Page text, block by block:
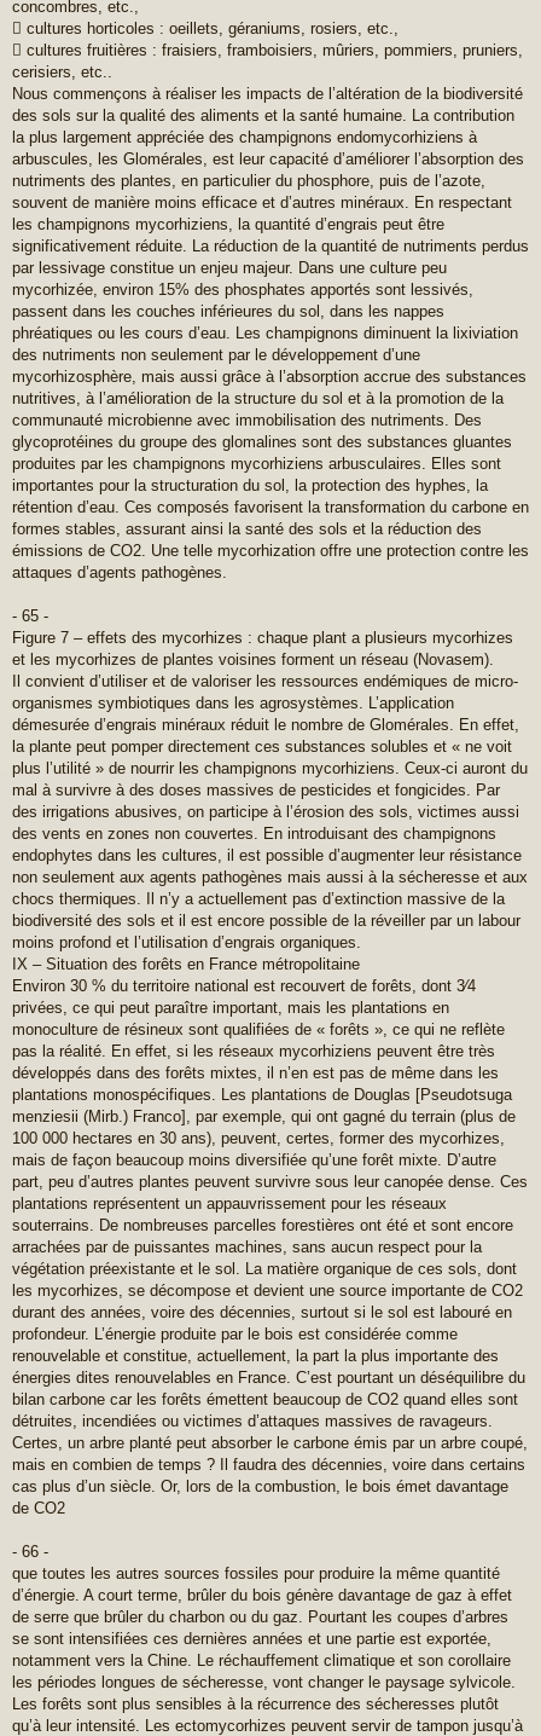
concombres, etc.,
 cultures horticoles : oeillets, géraniums, rosiers, etc.,
 cultures fruitières : fraisiers, framboisiers, mûriers, pommiers, pruniers,
cerisiers, etc..
Nous commençons à réaliser les impacts de l’altération de la biodiversité
des sols sur la qualité des aliments et la santé humaine. La contribution
la plus largement appréciée des champignons endomycorhiziens à
arbuscules, les Glomérales, est leur capacité d’améliorer l’absorption des
nutriments des plantes, en particulier du phosphore, puis de l’azote,
souvent de manière moins efficace et d’autres minéraux. En respectant
les champignons mycorhiziens, la quantité d’engrais peut être
significativement réduite. La réduction de la quantité de nutriments perdus
par lessivage constitue un enjeu majeur. Dans une culture peu
mycorhizée, environ 15% des phosphates apportés sont lessivés,
passent dans les couches inférieures du sol, dans les nappes
phréatiques ou les cours d’eau. Les champignons diminuent la lixiviation
des nutriments non seulement par le développement d’une
mycorhizosphère, mais aussi grâce à l’absorption accrue des substances
nutritives, à l’amélioration de la structure du sol et à la promotion de la
communauté microbienne avec immobilisation des nutriments. Des
glycoprotéines du groupe des glomalines sont des substances gluantes
produites par les champignons mycorhiziens arbusculaires. Elles sont
importantes pour la structuration du sol, la protection des hyphes, la
rétention d’eau. Ces composés favorisent la transformation du carbone en
formes stables, assurant ainsi la santé des sols et la réduction des
émissions de CO2. Une telle mycorhization offre une protection contre les
attaques d’agents pathogènes.
- 65 -
Figure 7 – effets des mycorhizes : chaque plant a plusieurs mycorhizes
et les mycorhizes de plantes voisines forment un réseau (Novasem).
Il convient d’utiliser et de valoriser les ressources endémiques de micro-
organismes symbiotiques dans les agrosystèmes. L’application
démesurée d’engrais minéraux réduit le nombre de Glomérales. En effet,
la plante peut pomper directement ces substances solubles et « ne voit
plus l’utilité » de nourrir les champignons mycorhiziens. Ceux-ci auront du
mal à survivre à des doses massives de pesticides et fongicides. Par
des irrigations abusives, on participe à l’érosion des sols, victimes aussi
des vents en zones non couvertes. En introduisant des champignons
endophytes dans les cultures, il est possible d’augmenter leur résistance
non seulement aux agents pathogènes mais aussi à la sécheresse et aux
chocs thermiques. Il n’y a actuellement pas d’extinction massive de la
biodiversité des sols et il est encore possible de la réveiller par un labour
moins profond et l’utilisation d’engrais organiques.
IX – Situation des forêts en France métropolitaine
Environ 30 % du territoire national est recouvert de forêts, dont 3⁄4
privées, ce qui peut paraître important, mais les plantations en
monoculture de résineux sont qualifiées de « forêts », ce qui ne reflète
pas la réalité. En effet, si les réseaux mycorhiziens peuvent être très
développés dans des forêts mixtes, il n’en est pas de même dans les
plantations monospécifiques. Les plantations de Douglas [Pseudotsuga
menziesii (Mirb.) Franco], par exemple, qui ont gagné du terrain (plus de
100 000 hectares en 30 ans), peuvent, certes, former des mycorhizes,
mais de façon beaucoup moins diversifiée qu’une forêt mixte. D’autre
part, peu d’autres plantes peuvent survivre sous leur canopée dense. Ces
plantations représentent un appauvrissement pour les réseaux
souterrains. De nombreuses parcelles forestières ont été et sont encore
arrachées par de puissantes machines, sans aucun respect pour la
végétation préexistante et le sol. La matière organique de ces sols, dont
les mycorhizes, se décompose et devient une source importante de CO2
durant des années, voire des décennies, surtout si le sol est labouré en
profondeur. L’énergie produite par le bois est considérée comme
renouvelable et constitue, actuellement, la part la plus importante des
énergies dites renouvelables en France. C’est pourtant un déséquilibre du
bilan carbone car les forêts émettent beaucoup de CO2 quand elles sont
détruites, incendiées ou victimes d’attaques massives de ravageurs.
Certes, un arbre planté peut absorber le carbone émis par un arbre coupé,
mais en combien de temps ? Il faudra des décennies, voire dans certains
cas plus d’un siècle. Or, lors de la combustion, le bois émet davantage
de CO2
- 66 -
que toutes les autres sources fossiles pour produire la même quantité
d’énergie. A court terme, brûler du bois génère davantage de gaz à effet
de serre que brûler du charbon ou du gaz. Pourtant les coupes d’arbres
se sont intensifiées ces dernières années et une partie est exportée,
notamment vers la Chine. Le réchauffement climatique et son corollaire
les périodes longues de sécheresse, vont changer le paysage sylvicole.
Les forêts sont plus sensibles à la récurrence des sécheresses plutôt
qu’à leur intensité. Les ectomycorhizes peuvent servir de tampon jusqu’à